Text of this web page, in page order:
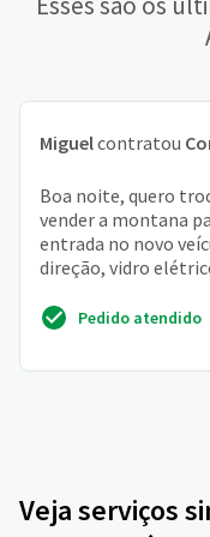
Miguelcontratou
Boa noite, quero
vender a montana
entrada no novo
direção, vidro
Pedido atendido
Veja serviços